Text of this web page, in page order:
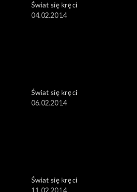
Świat się kręci
04.02.2014
Świat się kręci
06.02.2014
Świat się kręci
11.02.2014